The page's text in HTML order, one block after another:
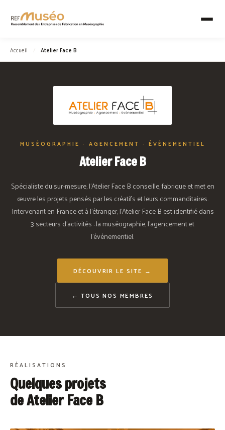
Accueil / Atelier Face B
MUSÉOGRAPHIE · AGENCEMENT · ÉVÉNEMENTIEL
Atelier Face B
Spécialiste du sur-mesure, l'Atelier Face B conseille, fabrique et met en
œuvre les projets pensés par les créatifs et leurs commanditaires.
Intervenant en France et à l'étranger, l'Atelier Face B est identifié dans
3 secteurs d'activités : la muséographie, l'agencement et
l'événementiel.
DÉCOUVRIR LE SITE →
← TOUS NOS MEMBRES
RÉALISATIONS
Quelques projets
de Atelier Face B